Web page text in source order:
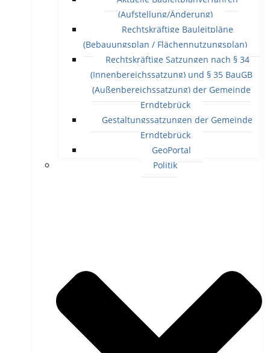
(Aufstellung/Änderung)
Rechtskräftige Bauleitpläne
(Bebauungsplan / Flächennutzungsplan)
Rechtskräftige Satzungen nach § 34
(Innenbereichssatzung) und § 35 BauGB
(Außenbereichssatzung) der Gemeinde
Erndtebrück
Gestaltungssatzungen der Gemeinde
Erndtebrück
GeoPortal
Politik